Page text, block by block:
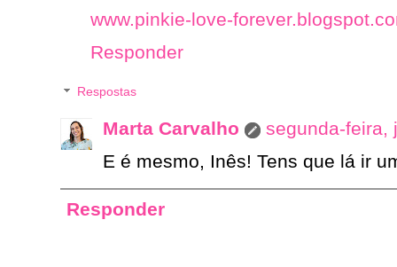
www.pinkie-love-
Responder
Respostas
Marta Carvalho
segunda-feira,
E é mesmo, Inês! Tens que lá ir
Responder